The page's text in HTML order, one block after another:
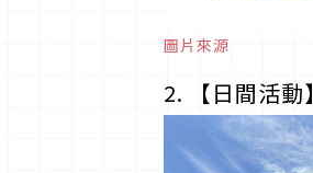
圖片來源
2. 【日間活動】